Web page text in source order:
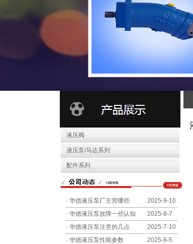
液压阀
液压泵/马达系列
配件系列
· 华德液压泵厂主营哪些
2025-9-10
· 华德液压泵故障一些认知
2025-8-7
· 华德液压泵注意的几点
2025-7-10
· 华德液压泵性能参数
2025-6-5